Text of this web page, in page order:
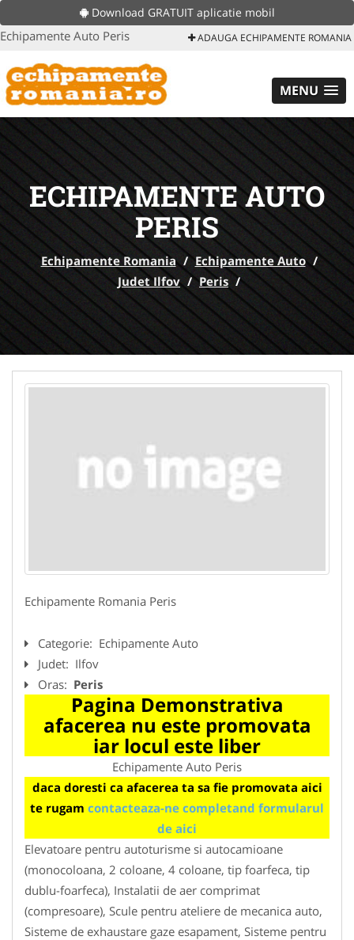
Download GRATUIT aplicatie mobil
Echipamente Auto Peris ADAUGA ECHIPAMENTE ROMANIA
MENU
ECHIPAMENTE AUTO
PERIS
Echipamente Romania / Echipamente Auto /
Judet Ilfov / Peris /
Echipamente Romania Peris
Categorie: Echipamente Auto
Judet: Ilfov
Oras: Peris
Pagina Demonstrativa
afacerea nu este promovata
iar locul este liber
Echipamente Auto Peris
daca doresti ca afacerea ta sa fie promovata aici
te rugam contacteaza-ne completand formularul
de aici
Elevatoare pentru autoturisme si autocamioane
(monocoloana, 2 coloane, 4 coloane, tip foarfeca, tip
dublu-foarfeca), Instalatii de aer comprimat
(compresoare), Scule pentru ateliere de mecanica auto,
Sisteme de exhaustare gaze esapament, Sisteme pentru